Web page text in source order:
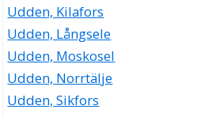
Udden, Kilafors
Udden, Långsele
Udden, Moskosel
Udden, Norrtälje
Udden, Sikfors